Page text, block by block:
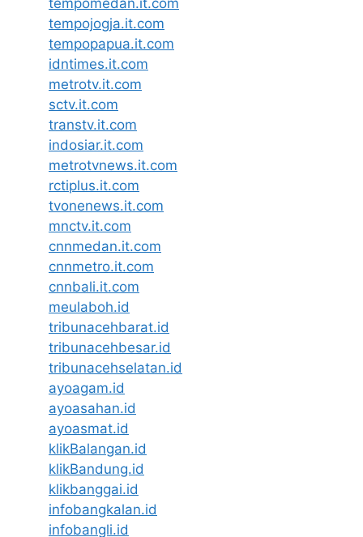
tempomedan.it.com
tempojogja.it.com
tempopapua.it.com
idntimes.it.com
metrotv.it.com
sctv.it.com
transtv.it.com
indosiar.it.com
metrotvnews.it.com
rctiplus.it.com
tvonenews.it.com
mnctv.it.com
cnnmedan.it.com
cnnmetro.it.com
cnnbali.it.com
meulaboh.id
tribunacehbarat.id
tribunacehbesar.id
tribunacehselatan.id
ayoagam.id
ayoasahan.id
ayoasmat.id
klikBalangan.id
klikBandung.id
klikbanggai.id
infobangkalan.id
infobangli.id